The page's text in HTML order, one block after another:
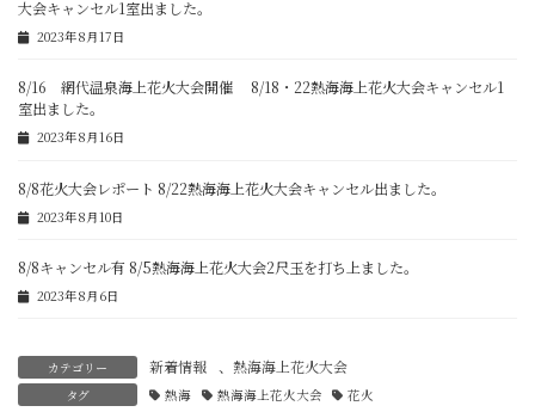
大会キャンセル1室出ました。
2023年8月17日
8/16 網代温泉海上花火大会開催 8/18・22熱海海上花火大会キャンセル1
室出ました。
2023年8月16日
8/8花火大会レポート 8/22熱海海上花火大会キャンセル出ました。
2023年8月10日
8/8キャンセル有 8/5熱海海上花火大会2尺玉を打ち上ました。
2023年8月6日
カテゴリー 新着情報 、 熱海海上花火大会
タグ 熱海 熱海海上花火大会 花火